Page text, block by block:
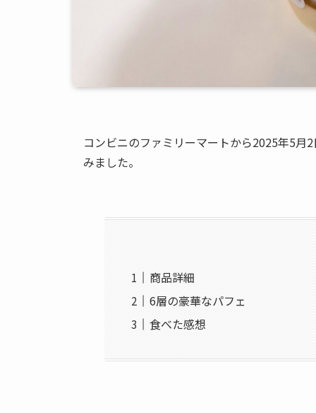
コンビニのファミリーマートから2025年5月
みました。
商品詳細
6層の豪華なパフェ
食べた感想